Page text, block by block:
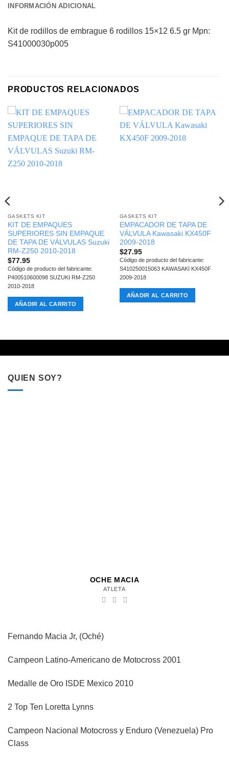
INFORMACIÓN ADICIONAL
Kit de rodillos de embrague 6 rodillos 15×12 6.5 gr Mpn:
S41000030p005
PRODUCTOS RELACIONADOS
GASKETS KIT
KIT DE EMPAQUES
SUPERIORES SIN EMPAQUE
DE TAPA DE VÁLVULAS Suzuki
RM-Z250 2010-2018
$77.95
Código de producto del fabricante:
P400510600098 SUZUKI RM-Z250
2010-2018
AÑADIR AL CARRITO
GASKETS KIT
EMPACADOR DE TAPA DE
VÁLVULA Kawasaki KX450F
2009-2018
$27.95
Código de producto del fabricante:
S410250015063 KAWASAKI KX450F
2009-2018
AÑADIR AL CARRITO
QUIEN SOY?
OCHE MACIA
ATLETA
Fernando Macia Jr, (Oché)
Campeon Latino-Americano de Motocross 2001
Medalle de Oro ISDE Mexico 2010
2 Top Ten Loretta Lynns
Campeon Nacional Motocross y Enduro (Venezuela) Pro
Class